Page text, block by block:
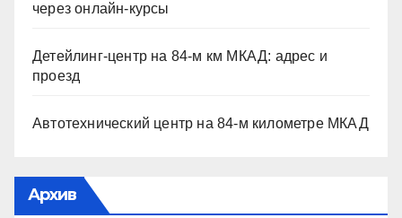
через онлайн-курсы
Детейлинг-центр на 84-м км МКАД: адрес и
проезд
Автотехнический центр на 84-м километре МКАД
Архив